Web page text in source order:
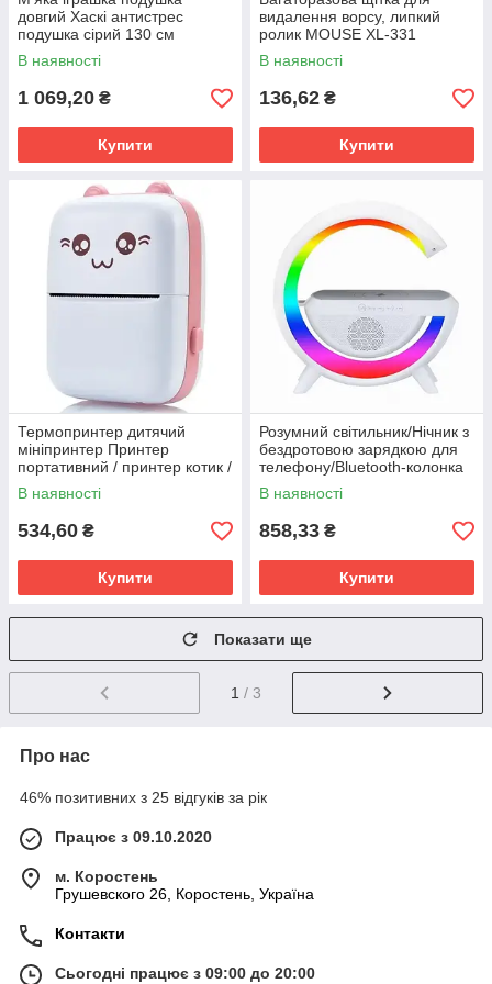
довгий Хаскі антистрес
подушка сірий 130 см
В наявності
1 069,20 ₴
Купити
видалення ворсу, липкий
ролик MOUSE XL-331
В наявності
136,62 ₴
Купити
Термопринтер дитячий
мініпринтер Принтер
портативний / принтер котик /
подарунок для дітей
В наявності
534,60 ₴
Купити
Розумний світильник/Нічник з
бездротовою зарядкою для
телефону/Bluetooth-колонка
В наявності
858,33 ₴
Купити
Показати ще
1 / 3
Про нас
46% позитивних з 25 відгуків за рік
Працює з 09.10.2020
м. Коростень
Грушевского 26, Коростень, Україна
Контакти
Сьогодні працює з 09:00 до 20:00